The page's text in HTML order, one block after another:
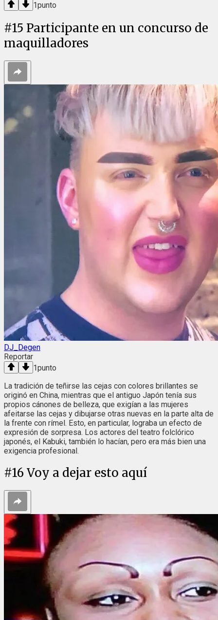
1punto
#15 Participante en un concurso de
maquilladores
DJ_Degen
Reportar
1punto
La tradición de teñirse las cejas con colores brillantes se
originó en China, mientras que el antiguo Japón tenía sus
propios cánones de belleza, que exigían a las mujeres
afeitarse las cejas y dibujarse otras nuevas en la parte alta de
la frente con rímel. Esto, en particular, lograba un efecto de
expresión de sorpresa. Los actores del teatro folclórico
japonés, el Kabuki, también lo hacían, pero era más bien una
exigencia profesional.
#16 Voy a dejar esto aquí